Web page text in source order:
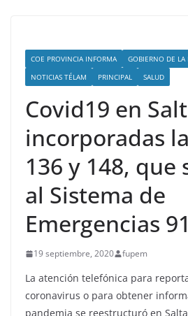
COE PROVINCIA INFORMA
GOBIERNO DE LA
NOTICIAS TÉLAM
PRINCIPAL SALUD
Covid19 en
incorporadas
136 y 148, que
al Sistema de
Emergencias
19 septiembre, 2020 fupem
La atención telefónica para
coronavirus o para obtener
pandemia se reestructuró en